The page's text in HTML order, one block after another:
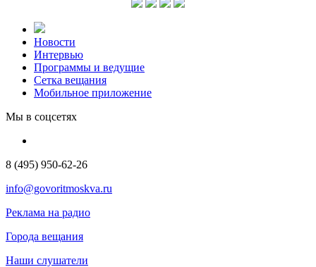
Новости
Интервью
Программы и ведущие
Сетка вещания
Мобильное приложение
Мы в соцсетях
8 (495) 950-62-26
info@govoritmoskva.ru
Реклама на радио
Города вещания
Наши слушатели